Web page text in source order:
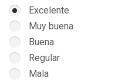
Excelente
Muy buena
Buena
Regular
Mala